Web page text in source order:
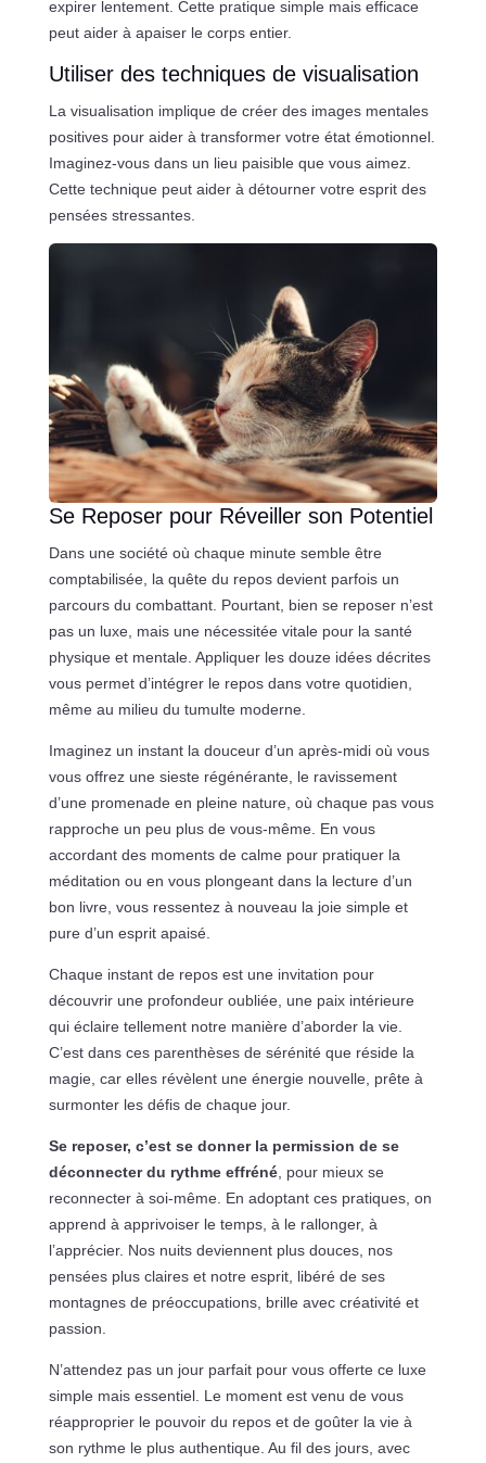
expirer lentement. Cette pratique simple mais efficace
peut aider à apaiser le corps entier.
Utiliser des techniques de visualisation
La visualisation implique de créer des images mentales
positives pour aider à transformer votre état émotionnel.
Imaginez-vous dans un lieu paisible que vous aimez.
Cette technique peut aider à détourner votre esprit des
pensées stressantes.
Se Reposer pour Réveiller son Potentiel
Dans une société où chaque minute semble être
comptabilisée, la quête du repos devient parfois un
parcours du combattant. Pourtant, bien se reposer n’est
pas un luxe, mais une nécessitée vitale pour la santé
physique et mentale. Appliquer les douze idées décrites
vous permet d’intégrer le repos dans votre quotidien,
même au milieu du tumulte moderne.
Imaginez un instant la douceur d’un après-midi où vous
vous offrez une sieste régénérante, le ravissement
d’une promenade en pleine nature, où chaque pas vous
rapproche un peu plus de vous-même. En vous
accordant des moments de calme pour pratiquer la
méditation ou en vous plongeant dans la lecture d’un
bon livre, vous ressentez à nouveau la joie simple et
pure d’un esprit apaisé.
Chaque instant de repos est une invitation pour
découvrir une profondeur oubliée, une paix intérieure
qui éclaire tellement notre manière d’aborder la vie.
C’est dans ces parenthèses de sérénité que réside la
magie, car elles révèlent une énergie nouvelle, prête à
surmonter les défis de chaque jour.
Se reposer, c’est se donner la permission de se
déconnecter du rythme effréné, pour mieux se
reconnecter à soi-même. En adoptant ces pratiques, on
apprend à apprivoiser le temps, à le rallonger, à
l’apprécier. Nos nuits deviennent plus douces, nos
pensées plus claires et notre esprit, libéré de ses
montagnes de préoccupations, brille avec créativité et
passion.
N’attendez pas un jour parfait pour vous offerte ce luxe
simple mais essentiel. Le moment est venu de vous
réapproprier le pouvoir du repos et de goûter la vie à
son rythme le plus authentique. Au fil des jours, avec